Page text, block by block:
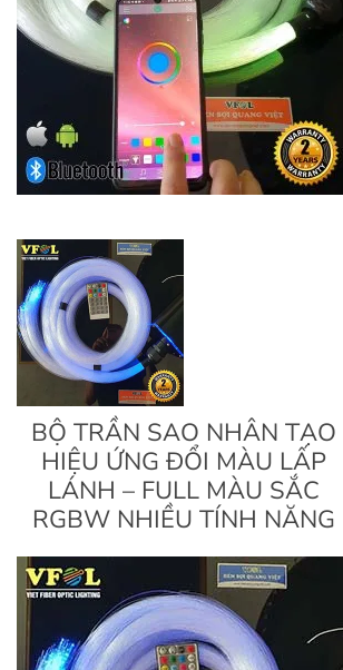
BỘ TRẦN SAO NHÂN TẠO
HIỆU ỨNG ĐỔI MÀU LẤP
LÁNH – FULL MÀU SẮC
RGBW NHIỀU TÍNH NĂNG